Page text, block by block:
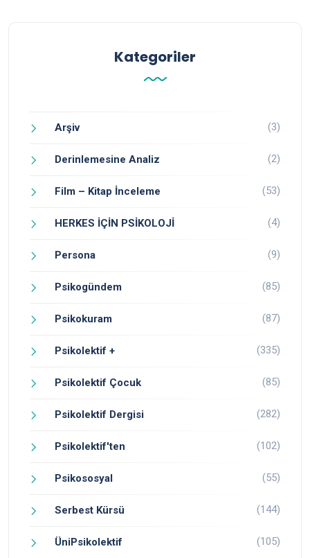
Kategoriler
Arşiv (3)
Derinlemesine Analiz (2)
Film – Kitap İnceleme (53)
HERKES İÇİN PSİKOLOJİ (4)
Persona (9)
Psikogündem (85)
Psikokuram (87)
Psikolektif + (335)
Psikolektif Çocuk (85)
Psikolektif Dergisi (282)
Psikolektif'ten (102)
Psikososyal (55)
Serbest Kürsü (144)
ÜniPsikolektif (105)